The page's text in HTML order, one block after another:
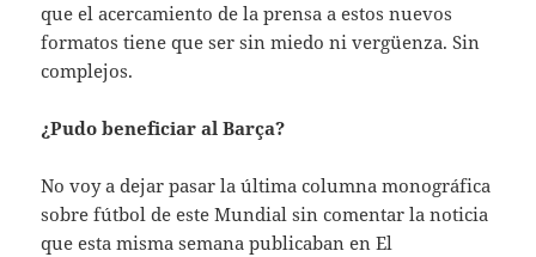
que el acercamiento de la prensa a estos nuevos
formatos tiene que ser sin miedo ni vergüenza. Sin
complejos.
¿Pudo beneficiar al Barça?
No voy a dejar pasar la última columna monográfica
sobre fútbol de este Mundial sin comentar la noticia
que esta misma semana publicaban en El